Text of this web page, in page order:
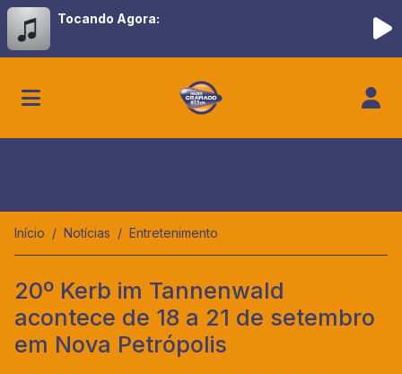
Tocando Agora:
Início Notícias Entretenimento
20º Kerb im Tannenwald
acontece de 18 a 21 de setembro
em Nova Petrópolis